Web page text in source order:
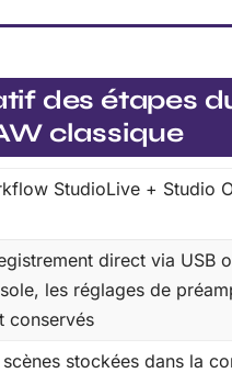
des étapes
classique
StudioLive + Studio
direct via USB
les réglages de
conservés
scènes stockées dans la